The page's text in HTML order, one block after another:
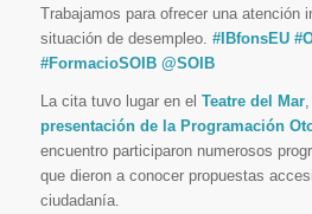
Trabajamos para ofrecer una atención
situación de desempleo. #IBfonsEU
#FormacioSOIB @SOIB
La cita tuvo lugar en el Teatre del Mar,
presentación de la Programación
encuentro participaron numerosos
que dieron a conocer propuestas
ciudadanía.